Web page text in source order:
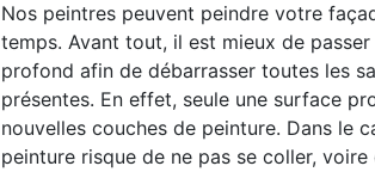
Nos peintres peuvent peindre votre
temps. Avant tout, il est mieux de
profond afin de débarrasser toutes les
présentes. En effet, seule une surface
nouvelles couches de peinture. Dans le
peinture risque de ne pas se coller, voire